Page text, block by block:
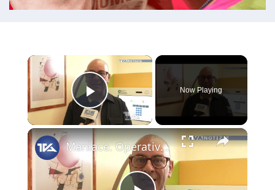
×
Play Video
Now Playing
×
Maniace. Operativo al Comune lo Sportello Virtuale del Centro per l’impiego